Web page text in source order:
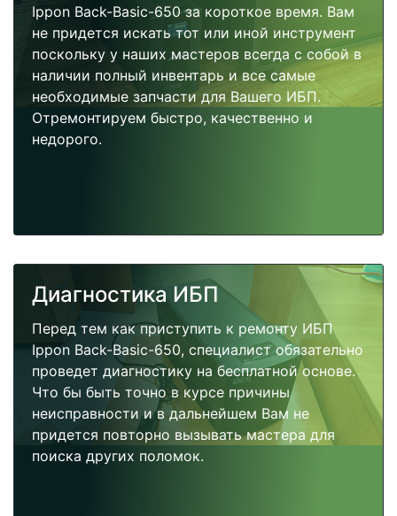
Ippon Back-Basic-650 за короткое время. Вам
не придется искать тот или иной инструмент
поскольку у наших мастеров всегда с собой в
наличии полный инвентарь и все самые
необходимые запчасти для Вашего ИБП.
Отремонтируем быстро, качественно и
недорого.
Диагностика ИБП
Перед тем как приступить к ремонту ИБП
Ippon Back-Basic-650, специалист обязательно
проведет диагностику на бесплатной основе.
Что бы быть точно в курсе причины
неисправности и в дальнейшем Вам не
придется повторно вызывать мастера для
поиска других поломок.